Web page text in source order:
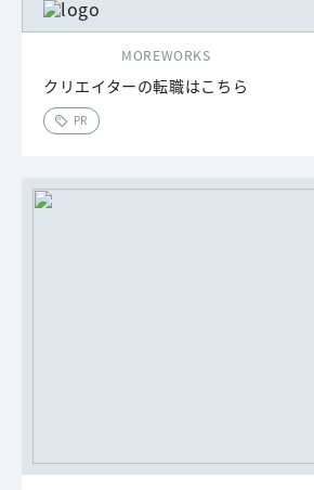
MOREWORKS
クリエイターの転職はこちら
PR